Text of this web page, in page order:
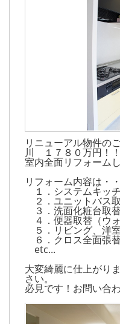
リニューアル物件の
川 １７８０万円！！
室内全面リフォームし
リフォーム内容は・
１．システムキッチ
２．ユニットバス
３．洗面化粧台取
４．便器取替（ウ
５．リビング、洋
６．クロス全面張
etc...
大変綺麗に仕上がり
さい。
必見です！お問い合